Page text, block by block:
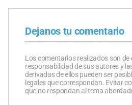
Dejanos tu comentario
Los comentarios realizados son de
responsabilidad de sus autores y
derivadas de ellos pueden ser
legales que correspondan. Evitar
que no respondan al tema